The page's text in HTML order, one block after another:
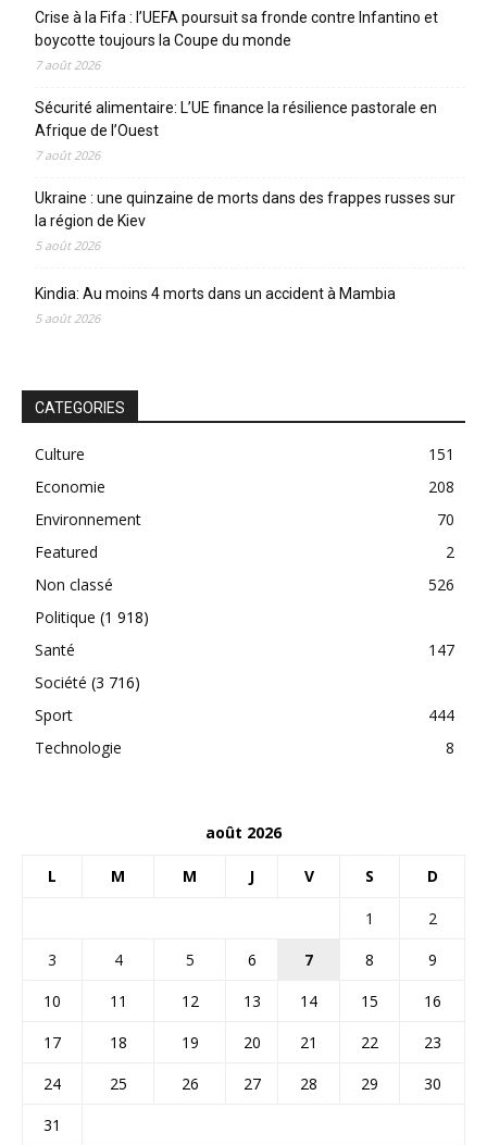
Crise à la Fifa : l’UEFA poursuit sa fronde contre Infantino et
boycotte toujours la Coupe du monde
7 août 2026
Sécurité alimentaire: L’UE finance la résilience pastorale en
Afrique de l’Ouest
7 août 2026
Ukraine : une quinzaine de morts dans des frappes russes sur
la région de Kiev
5 août 2026
Kindia: Au moins 4 morts dans un accident à Mambia
5 août 2026
CATEGORIES
Culture
151
Economie
208
Environnement
70
Featured
2
Non classé
526
Politique (1 918)
Santé
147
Société (3 716)
Sport
444
Technologie
8
août 2026
L M M J V S D
1
2
3
4 5 6 7 8
9
10
11 12 13 14 15
16
17
18 19 20 21 22
23
24
25 26 27 28 29
30
31